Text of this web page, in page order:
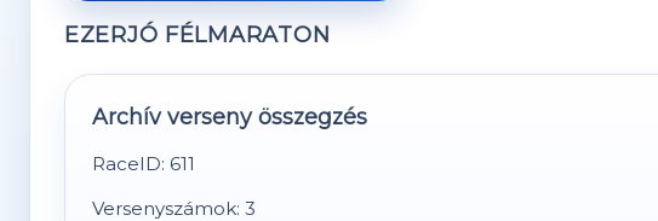
EZERJÓ FÉLMARATON
Archív verseny összegzés
RaceID: 611
Versenyszámok: 3